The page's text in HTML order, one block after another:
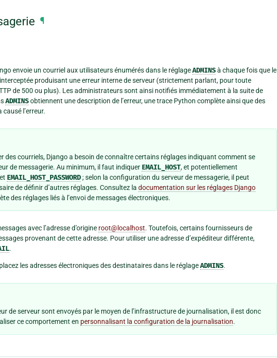
¶
envoie un courriel aux utilisateurs énumérés dans le réglageADMINSà chaque fois que le
produisant une erreur interne de serveur (strictement parlant, pour toute
de 500 ou plus). Les administrateurs sont ainsi notifiés immédiatement à la suite de
ADMINSobtiennent une description de l’erreur, une trace Python complète ainsi que des
l’erreur.
des courriels, Django a besoin de connaître certains réglages indiquant comment se
de messagerie. Au minimum, il faut indiquer EMAIL_HOST, et potentiellement
et EMAIL_HOST_PASSWORD; selon la configuration du serveur de messagerie, il peut
de définir d’autres réglages. Consultez la documentation sur les réglages Django
des réglages liés à l’envoi de messages électroniques.
avec l’adresse d’origine root@ localhost. Toutefois, certains fournisseurs de
provenant de cette adresse. Pour utiliser une adresse d’expéditeur différente,
.
les adresses électroniques des destinataires dans le réglageADMINS.
de serveur sont envoyés par le moyen de l’infrastructure de journalisation, il est donc
ce comportement en personnalisant la configuration de la journalisation.